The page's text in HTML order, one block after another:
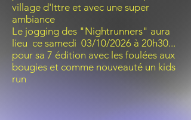
village d'Ittre et avec une super
ambiance
Le jogging des "Nightrunners" aura
lieu ce samedi 03/10/2026 à 20h30...
pour sa 7 édition avec les foulées aux
bougies et comme nouveauté un kids
run